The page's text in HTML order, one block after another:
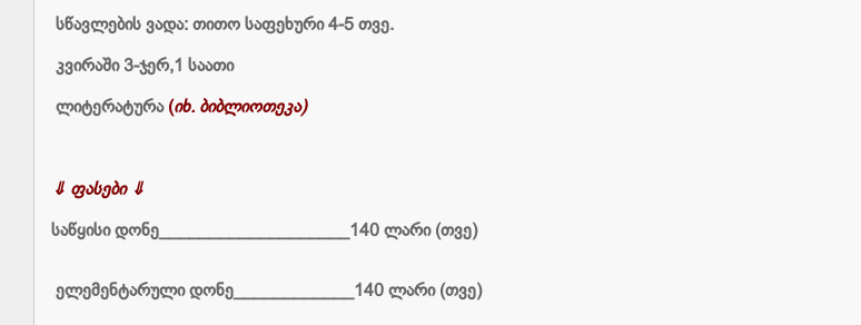
სწავლების ვადა: თითო საფეხური 4-5 თვე.
კვირაში 3-ჯერ,1 საათი
ლიტერატურა (იხ. ბიბლიოთეკა)
⇓ ფასები ⇓
საწყისი დონე___________________140 ლარი (თვე)
ელემენტარული დონე____________140 ლარი (თვე)